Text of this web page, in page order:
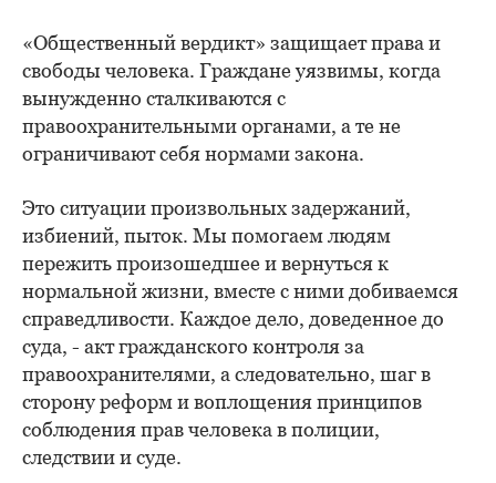
«Общественный вердикт» защищает права и
свободы человека. Граждане уязвимы, когда
вынужденно сталкиваются с
правоохранительными органами, а те не
ограничивают себя нормами закона.
Это ситуации произвольных задержаний,
избиений, пыток. Мы помогаем людям
пережить произошедшее и вернуться к
нормальной жизни, вместе с ними добиваемся
справедливости. Каждое дело, доведенное до
суда, - акт гражданского контроля за
правоохранителями, а следовательно, шаг в
сторону реформ и воплощения принципов
соблюдения прав человека в полиции,
следствии и суде.